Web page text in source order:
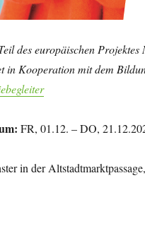
des europäischen
in Kooperation mit dem
FR, 01.12. – DO,
in der